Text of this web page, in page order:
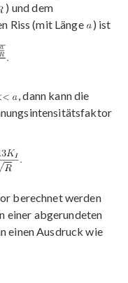
) und dem
Riss (mit Länge
) ist
, dann kann die
berechnet werden
einer abgerundeten
einen Ausdruck wie